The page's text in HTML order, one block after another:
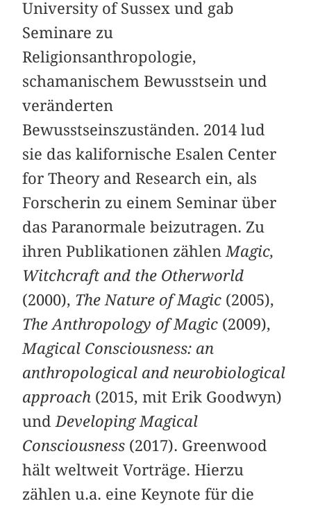
University of Sussex und gab
Seminare zu
Religionsanthropologie,
schamanischem Bewusstsein und
veränderten
Bewusstseinszuständen. 2014 lud
sie das kalifornische Esalen Center
for Theory and Research ein, als
Forscherin zu einem Seminar über
das Paranormale beizutragen. Zu
ihren Publikationen zählen Magic,
Witchcraft and the Otherworld
(2000), The Nature of Magic (2005),
The Anthropology of Magic (2009),
Magical Consciousness: an
anthropological and neurobiological
approach (2015, mit Erik Goodwyn)
und Developing Magical
Consciousness (2017). Greenwood
hält weltweit Vorträge. Hierzu
zählen u.a. eine Keynote für die